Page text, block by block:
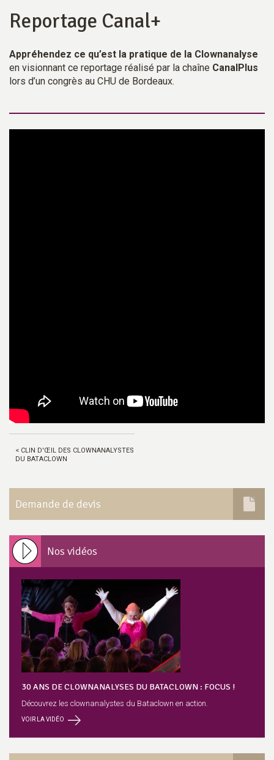
Reportage Canal+
Appréhendez ce qu’est la pratique de la Clownanalyse
en visionnant ce reportage réalisé par la chaîne CanalPlus
lors d’un congrès au CHU de Bordeaux.
< CLIN D'ŒIL DES CLOWNANALYSTES
DU BATACLOWN
Demande de devis
Nos vidéos
30 ANS DE CLOWNANALYSES DU BATACLOWN : FOCUS !
Découvrez les clownanalystes du Bataclown en action.
VOIR LA VIDÉO